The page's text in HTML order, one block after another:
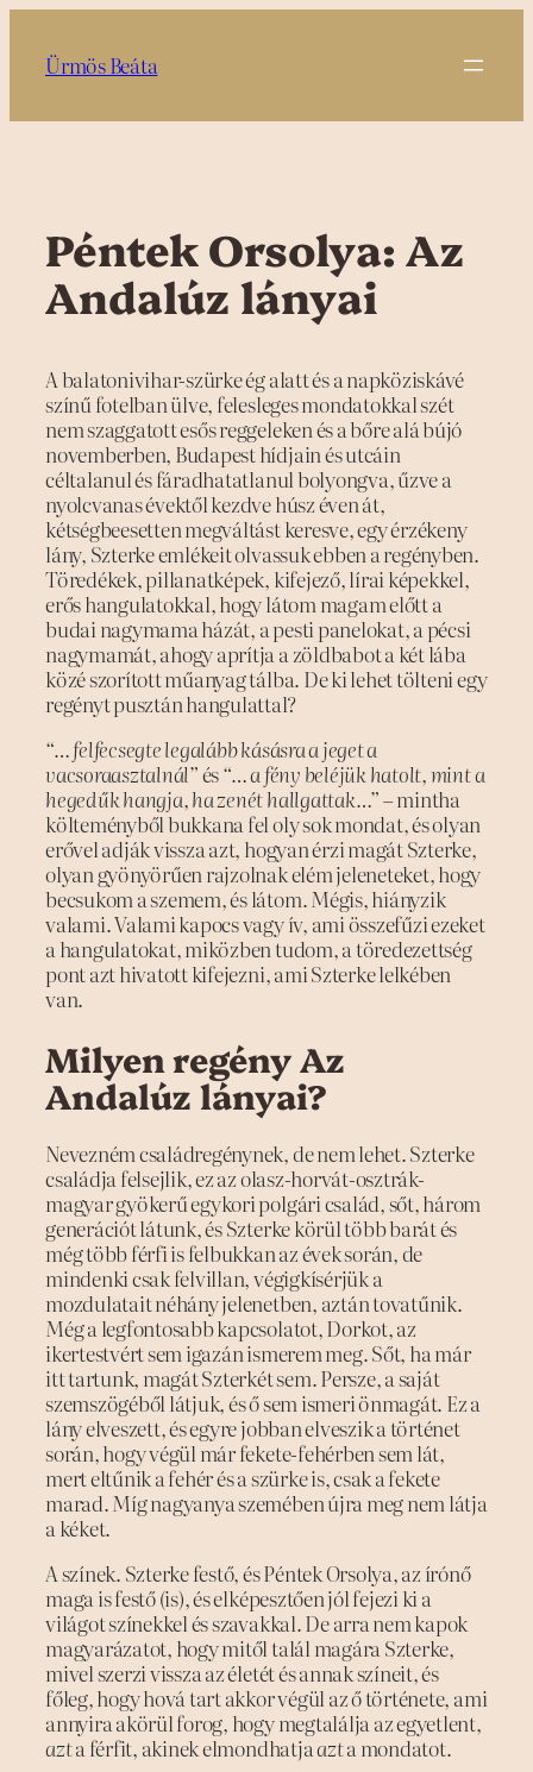
tartalomhoz
Ürmös Beáta
Péntek Orsolya: Az
Andalúz lányai
A balatonivihar-szürke ég alatt és a napköziskávé
színű fotelban ülve, felesleges mondatokkal szét
nem szaggatott esős reggeleken és a bőre alá bújó
novemberben, Budapest hídjain és utcáin
céltalanul és fáradhatatlanul bolyongva, űzve a
nyolcvanas évektől kezdve húsz éven át,
kétségbeesetten megváltást keresve, egy érzékeny
lány, Szterke emlékeit olvassuk ebben a regényben.
Töredékek, pillanatképek, kifejező, lírai képekkel,
erős hangulatokkal, hogy látom magam előtt a
budai nagymama házát, a pesti panelokat, a pécsi
nagymamát, ahogy aprítja a zöldbabot a két lába
közé szorított műanyag tálba. De ki lehet tölteni egy
regényt pusztán hangulattal?
“… felfecsegte legalább kásásra a jeget a
vacsoraasztalnál”és“… a fény beléjük hatolt, mint a
hegedűk hangja, ha zenét hallgattak…”– mintha
költeményből bukkana fel oly sok mondat, és olyan
erővel adják vissza azt, hogyan érzi magát Szterke,
olyan gyönyörűen rajzolnak elém jeleneteket, hogy
becsukom a szemem, és látom. Mégis, hiányzik
valami. Valami kapocs vagy ív, ami összefűzi ezeket
a hangulatokat, miközben tudom, a töredezettség
pont azt hivatott kifejezni, ami Szterke lelkében
van.
Milyen regény Az
Andalúz lányai?
Nevezném családregénynek, de nem lehet. Szterke
családja felsejlik, ez az olasz-horvát-osztrák-
magyar gyökerű egykori polgári család, sőt, három
generációt látunk, és Szterke körül több barát és
még több férfi is felbukkan az évek során, de
mindenki csak felvillan, végigkísérjük a
mozdulatait néhány jelenetben, aztán tovatűnik.
Még a legfontosabb kapcsolatot, Dorkot, az
ikertestvért sem igazán ismerem meg. Sőt, ha már
itt tartunk, magát Szterkét sem. Persze, a saját
szemszögéből látjuk, és ő sem ismeri önmagát. Ez a
lány elveszett, és egyre jobban elveszik a történet
során, hogy végül már fekete-fehérben sem lát,
mert eltűnik a fehér és a szürke is, csak a fekete
marad. Míg nagyanya szemében újra meg nem látja
a kéket.
A színek. Szterke festő, és Péntek Orsolya, az írónő
maga is festő (is), és elképesztően jól fejezi ki a
világot színekkel és szavakkal. De arra nem kapok
magyarázatot, hogy mitől talál magára Szterke,
mivel szerzi vissza az életét és annak színeit, és
főleg, hogy hová tart akkor végül az ő története, ami
annyira akörül forog, hogy megtalálja az egyetlent,
azta férfit, akinek elmondhatjaazta mondatot.